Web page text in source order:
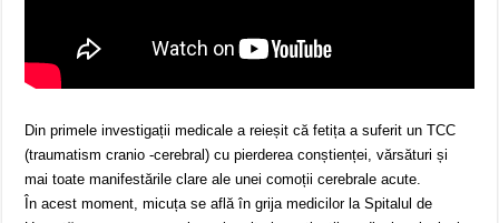
Din primele investigații medicale a reieșit că fetița a suferit un TCC
(traumatism cranio -cerebral) cu pierderea conștienței, vărsături și
mai toate manifestările clare ale unei comoții cerebrale acute.
În acest moment, micuța se află în grija medicilor la Spitalul de